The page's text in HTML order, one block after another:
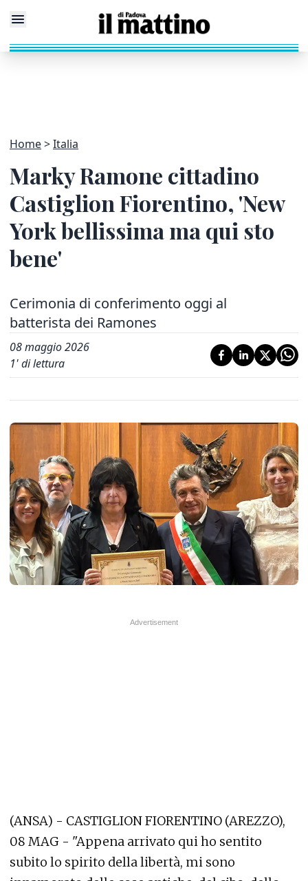
Home Italia
Marky Ramone cittadino
Castiglion Fiorentino, 'New
York bellissima ma qui sto
bene'
Cerimonia di conferimento oggi al
batterista dei Ramones
08 maggio 2026
1' di lettura
(ANSA) - CASTIGLION FIORENTINO (AREZZO),
08 MAG - "Appena arrivato qui ho sentito
subito lo spirito della libertà, mi sono